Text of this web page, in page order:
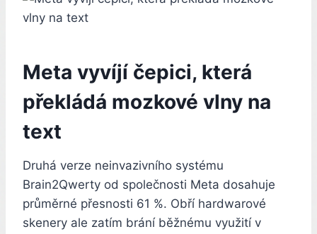
Meta vyvíjí čepici, která
překládá mozkové vlny na
text
Druhá verze neinvazivního systému
Brain2Qwerty od společnosti Meta dosahuje
průměrné přesnosti 61 %. Obří hardwarové
skenery ale zatím brání běžnému využití v